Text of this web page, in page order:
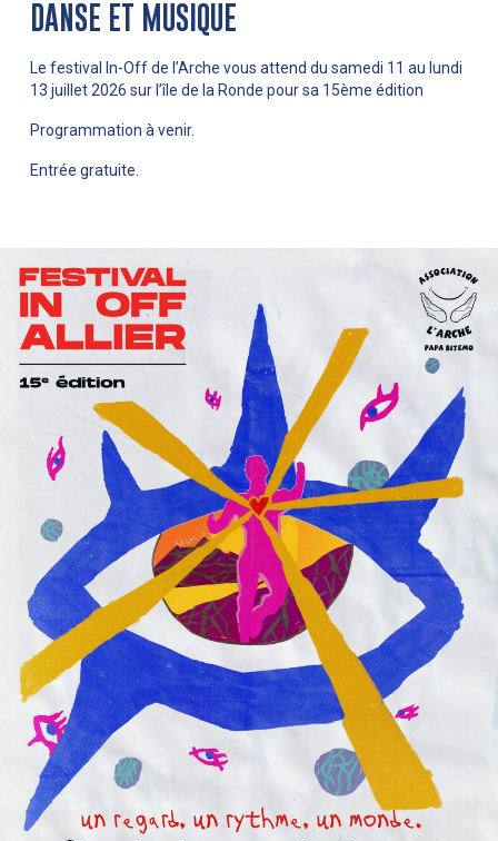
DANSE ET MUSIQUE
Le festival In-Off de l’Arche vous attend du samedi 11 au lundi
13 juillet 2026 sur l’île de la Ronde pour sa 15ème édition
Programmation à venir.
Entrée gratuite.